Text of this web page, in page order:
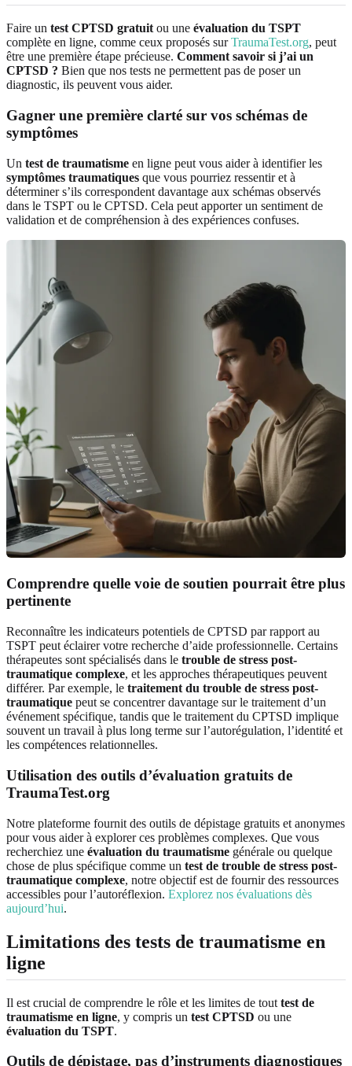
Faire un test CPTSD gratuit ou une évaluation du TSPT
complète en ligne, comme ceux proposés surTraumaTest.org, peut
être une première étape précieuse. Comment savoir si j’ai un
CPTSD ? Bien que nos tests ne permettent pas de poser un
diagnostic, ils peuvent vous aider.
Gagner une première clarté sur vos schémas de
symptômes
Un test de traumatisme en ligne peut vous aider à identifier les
symptômes traumatiques que vous pourriez ressentir et à
déterminer s’ils correspondent davantage aux schémas observés
dans le TSPT ou le CPTSD. Cela peut apporter un sentiment de
validation et de compréhension à des expériences confuses.
Comprendre quelle voie de soutien pourrait être plus
pertinente
Reconnaître les indicateurs potentiels de CPTSD par rapport au
TSPT peut éclairer votre recherche d’aide professionnelle. Certains
thérapeutes sont spécialisés dans le trouble de stress post-
traumatique complexe, et les approches thérapeutiques peuvent
différer. Par exemple, le traitement du trouble de stress post-
traumatique peut se concentrer davantage sur le traitement d’un
événement spécifique, tandis que le traitement du CPTSD implique
souvent un travail à plus long terme sur l’autorégulation, l’identité et
les compétences relationnelles.
Utilisation des outils d’évaluation gratuits de
TraumaTest.org
Notre plateforme fournit des outils de dépistage gratuits et anonymes
pour vous aider à explorer ces problèmes complexes. Que vous
recherchiez une évaluation du traumatisme générale ou quelque
chose de plus spécifique comme un test de trouble de stress post-
traumatique complexe, notre objectif est de fournir des ressources
accessibles pour l’autoréflexion. Explorez nos évaluations dès
aujourd’hui.
Limitations des tests de traumatisme en
ligne
Il est crucial de comprendre le rôle et les limites de tout test de
traumatisme en ligne, y compris un test CPTSD ou une
évaluation du TSPT.
Outils de dépistage, pas d’instruments diagnostiques